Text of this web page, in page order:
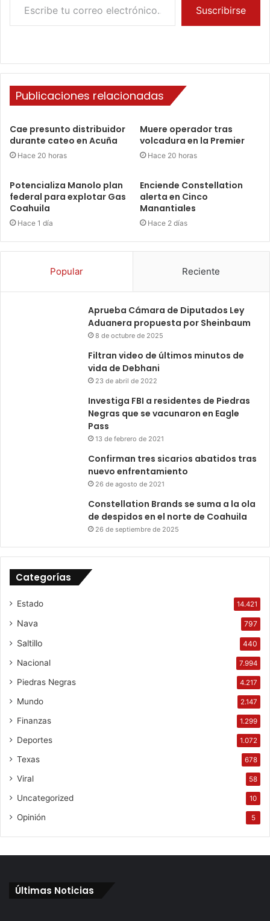
Suscribirse
Publicaciones relacionadas
Cae presunto distribuidor
durante cateo en Acuña
Hace 20 horas
Muere operador tras
volcadura en la Premier
Hace 20 horas
Potencializa Manolo plan
federal para explotar Gas
Coahuila
Hace 1 día
Enciende Constellation
alerta en Cinco
Manantiales
Hace 2 días
Popular Reciente
Aprueba Cámara de Diputados Ley
Aduanera propuesta por Sheinbaum
8 de octubre de 2025
Filtran video de últimos minutos de
vida de Debhani
23 de abril de 2022
Investiga FBI a residentes de Piedras
Negras que se vacunaron en Eagle
Pass
13 de febrero de 2021
Confirman tres sicarios abatidos tras
nuevo enfrentamiento
26 de agosto de 2021
Constellation Brands se suma a la ola
de despidos en el norte de Coahuila
26 de septiembre de 2025
Categorías
Estado 14.421
Nava 797
Saltillo 440
Nacional 7.994
Piedras Negras 4.217
Mundo 2.147
Finanzas 1.299
Deportes 1.072
Texas 678
Viral 58
Uncategorized 10
Opinión 5
Últimas Noticias